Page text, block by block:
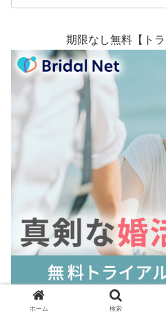
期限なし無料【トラ
ホーム 検索